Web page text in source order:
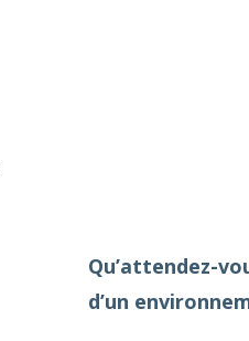
Qu’attendez-
d’un